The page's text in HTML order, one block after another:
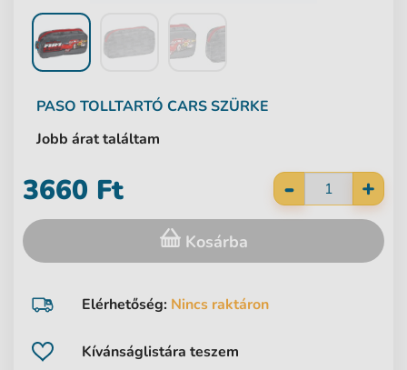
PASO TOLLTARTÓ CARS SZÜRKE
Jobb árat találtam
Kívánságlistára teszem
Elérhetőség: Nincs raktáron
- +
3660 Ft
Kosárba